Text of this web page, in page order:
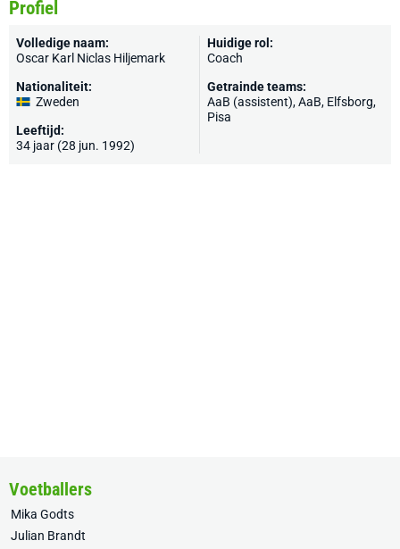
Profiel
Volledige naam:
Oscar Karl Niclas Hiljemark
Nationaliteit:
Zweden
Leeftijd:
34 jaar (28 jun. 1992)
Huidige rol:
Coach
Getrainde teams:
AaB (assistent), AaB, Elfsborg,
Pisa
Voetballers
Mika Godts
Julian Brandt